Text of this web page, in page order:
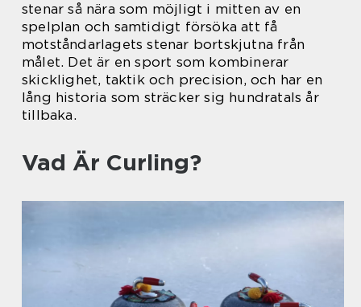
stenar så nära som möjligt i mitten av en
spelplan och samtidigt försöka att få
motståndarlagets stenar bortskjutna från
målet. Det är en sport som kombinerar
skicklighet, taktik och precision, och har en
lång historia som sträcker sig hundratals år
tillbaka.
Vad Är Curling?